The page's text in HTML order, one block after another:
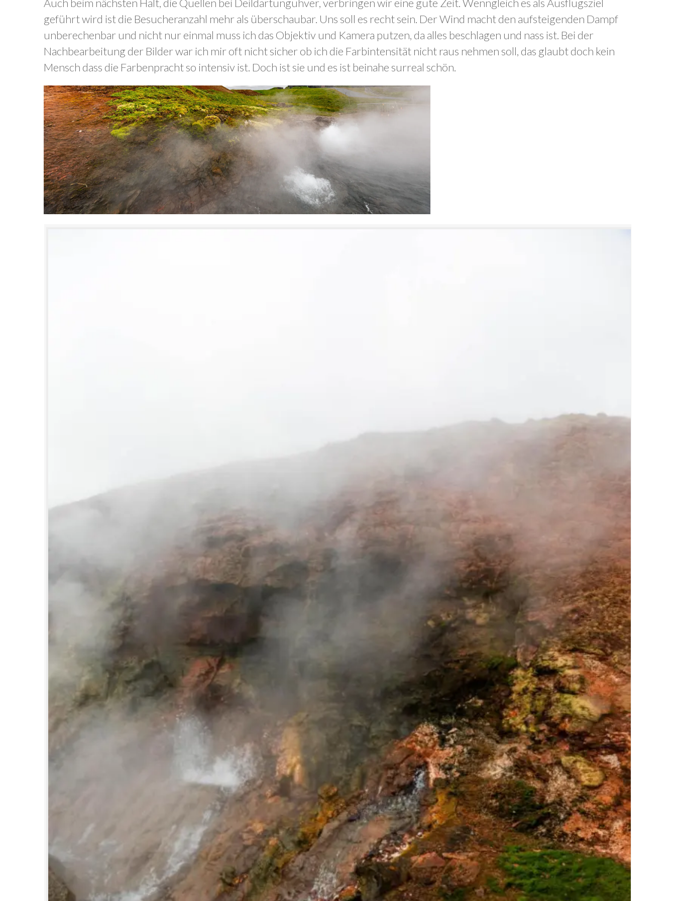
geführt wird ist die Besucheranzahl mehr als überschaubar. Uns soll es recht sein. Der Wind macht den aufsteigenden Dampf
unberechenbar und nicht nur einmal muss ich das Objektiv und Kamera putzen, da alles beschlagen und nass ist. Bei der
Nachbearbeitung der Bilder war ich mir oft nicht sicher ob ich die Farbintensität nicht raus nehmen soll, das glaubt doch kein
Mensch dass die Farbenpracht so intensiv ist. Doch ist sie und es ist beinahe surreal schön.